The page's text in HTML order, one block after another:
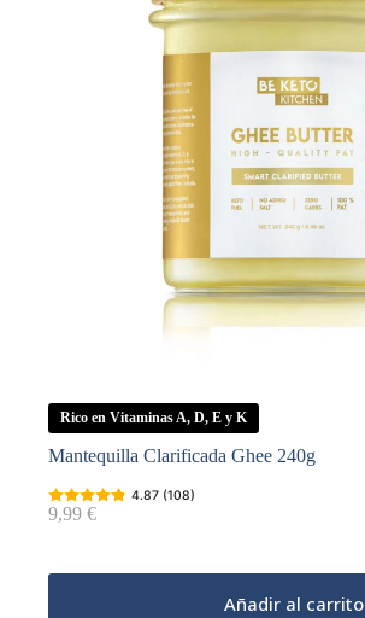
Rico en Vitaminas A, D, E y K
Mantequilla Clarificada Ghee 240g
4.87 (108)
9,99 €
Añadir al carrito